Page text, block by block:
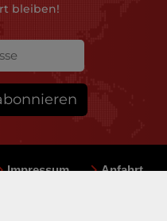
bleiben!
Impressum
Anfahrt